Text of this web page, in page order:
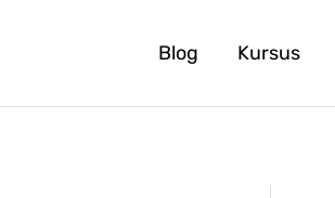
Blog Kursus